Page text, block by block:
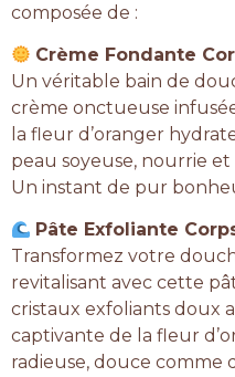
composée de :
Crème Fondante
Un véritable bain de
crème onctueuse
la fleur d’oranger
peau soyeuse, nourrie
Un instant de pur
Pâte Exfoliante
Transformez votre
revitalisant avec cette
cristaux exfoliants doux
captivante de la fleur
radieuse, douce comme